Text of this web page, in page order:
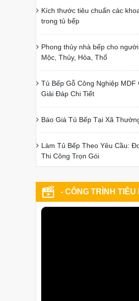
Kích thước tiêu chuẩn các
trong tủ bếp
Phong thủy nhà bếp cho người
Mộc, Thủy, Hỏa, Thổ
Tủ Bếp Gỗ Công Nghiệp MDF
Giải Đáp Chi Tiết
Báo Giá Tủ Bếp Tại Xã
Làm Tủ Bếp Theo Yêu Cầu:
Thi Công Trọn Gói
- CÔNG TRÌNH TIÊU